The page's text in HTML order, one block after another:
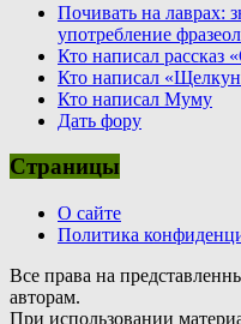
Почивать на лаврах:
употребление
Кто написал рассказ
Кто написал
Кто написал Муму
Дать фору
Страницы
О сайте
Политика
Все права на
авторам.
При использовании